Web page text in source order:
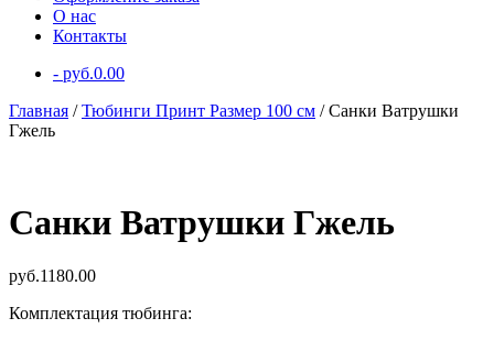
О нас
Контакты
- руб.0.00
Главная /Тюбинги Принт Размер 100 см / Санки Ватрушки
Гжель
Санки Ватрушки Гжель
руб.1180.00
Комплектация тюбинга: